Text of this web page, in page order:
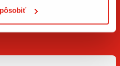
AKO PRVÝ
a buďte prvý, kto má